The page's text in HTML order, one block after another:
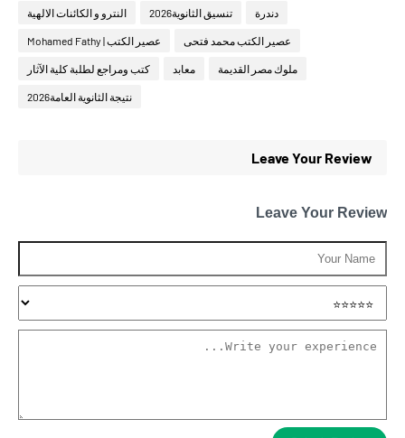
النترو و الكائنات الالهية تنسيق الثانوية2026 دندرة
عصير الكتب | Mohamed Fathy عصير الكتب محمد فتحى
كتب ومراجع لطلبة كلية الآثار معابد ملوك مصر القديمة
نتيجة الثانوية العامة2026
Leave Your Review
Leave Your Review